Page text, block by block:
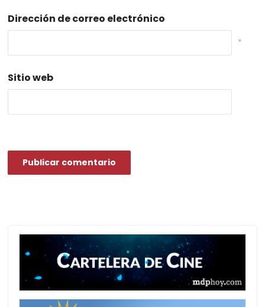
Dirección de correo electrónico
*
Sitio web